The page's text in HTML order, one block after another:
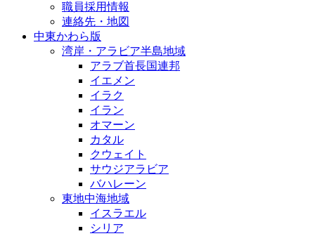
職員採用情報
連絡先・地図
中東かわら版
湾岸・アラビア半島地域
アラブ首長国連邦
イエメン
イラク
イラン
オマーン
カタル
クウェイト
サウジアラビア
バハレーン
東地中海地域
イスラエル
シリア